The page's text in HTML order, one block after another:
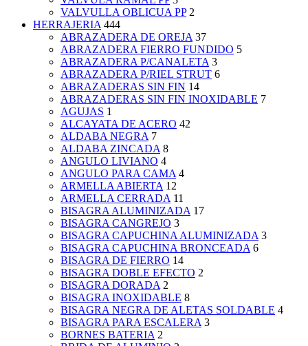
VALVULLA OBLICUA PP 2
HERRAJERIA 444
ABRAZADERA DE OREJA 37
ABRAZADERA FIERRO FUNDIDO 5
ABRAZADERA P/CANALETA 3
ABRAZADERA P/RIEL STRUT 6
ABRAZADERAS SIN FIN 14
ABRAZADERAS SIN FIN INOXIDABLE 7
AGUJAS 1
ALCAYATA DE ACERO 42
ALDABA NEGRA 7
ALDABA ZINCADA 8
ANGULO LIVIANO 4
ANGULO PARA CAMA 4
ARMELLA ABIERTA 12
ARMELLA CERRADA 11
BISAGRA ALUMINIZADA 17
BISAGRA CANGREJO 3
BISAGRA CAPUCHINA ALUMINIZADA 3
BISAGRA CAPUCHINA BRONCEADA 6
BISAGRA DE FIERRO 14
BISAGRA DOBLE EFECTO 2
BISAGRA DORADA 2
BISAGRA INOXIDABLE 8
BISAGRA NEGRA DE ALETAS SOLDABLE 4
BISAGRA PARA ESCALERA 3
BORNES BATERIA 2